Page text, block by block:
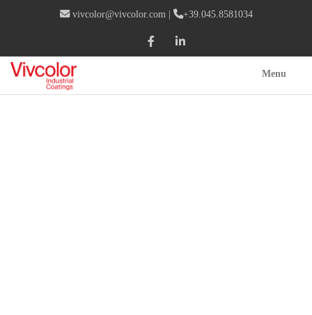
vivcolor@vivcolor.com | +39.045.8581034
Menu